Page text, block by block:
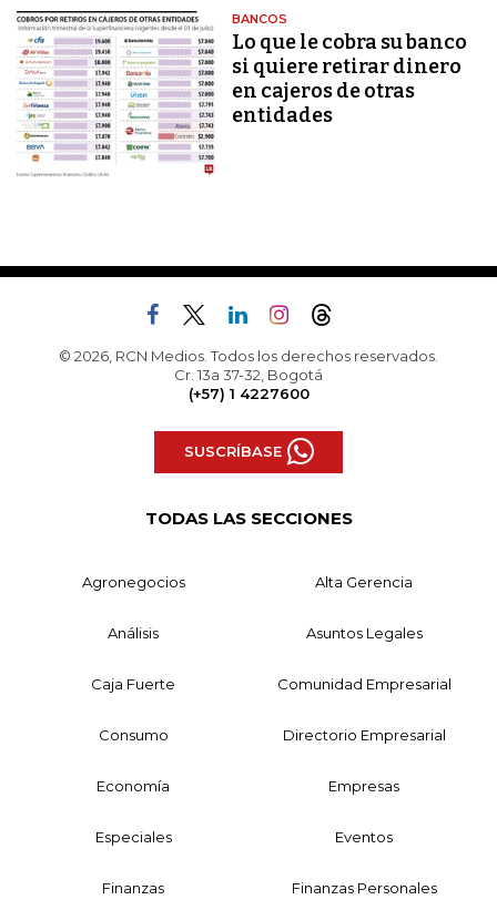
BANCOS
Lo que le cobra su banco
si quiere retirar dinero
en cajeros de otras
entidades
© 2026, RCN Medios. Todos los derechos reservados.
Cr. 13a 37-32, Bogotá
(+57) 1 4227600
SUSCRÍBASE
TODAS LAS SECCIONES
Agronegocios Alta Gerencia
Análisis Asuntos Legales
Caja Fuerte Comunidad Empresarial
Consumo Directorio Empresarial
Economía Empresas
Especiales Eventos
Finanzas Finanzas Personales